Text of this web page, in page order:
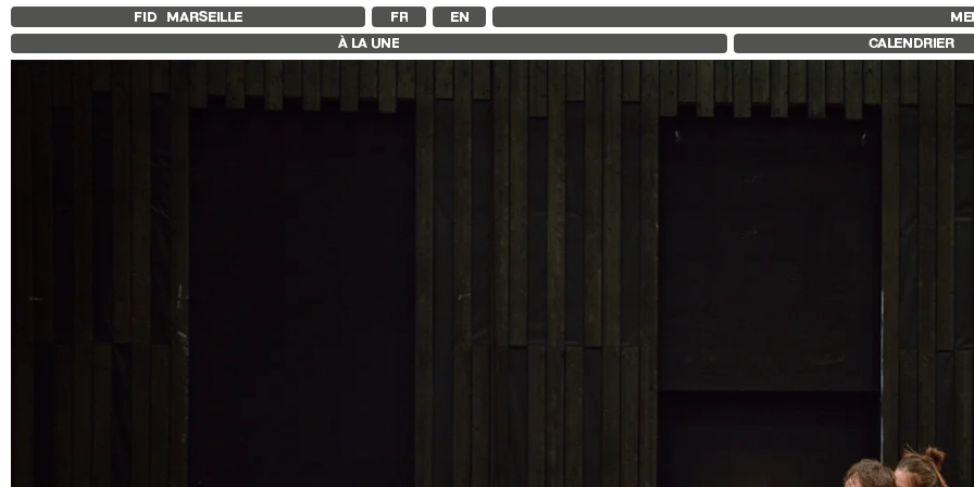
FID MARSEILLE FR EN
À PROPOS
ÉDUCATION À L’IMAGE
PALMARÈS
PROGRAMMATION
RÉTROSPECTIVE
FID LAB 18
FID
À LA UNE CALENDRIER